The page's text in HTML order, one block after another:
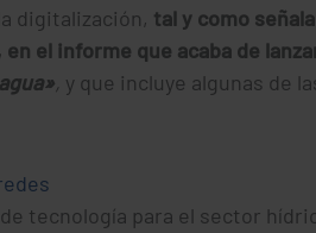
digitalización, tal y como
el informe que acaba de
, y que incluye algunas de
tecnología para el sector